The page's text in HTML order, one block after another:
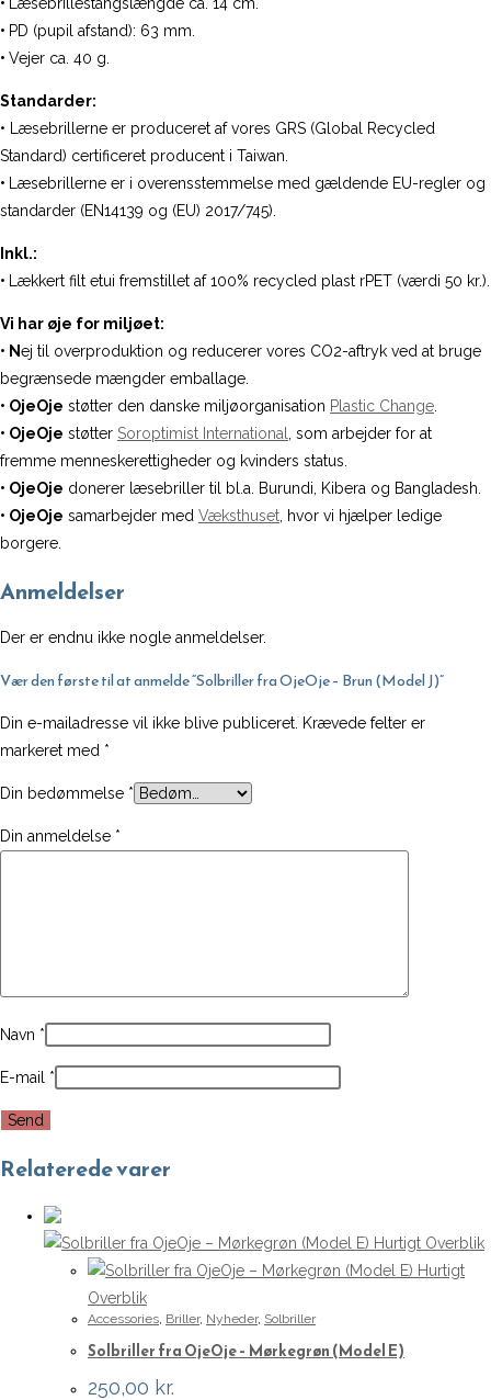
• Læsebrillestangslængde ca. 14 cm.
• PD (pupil afstand): 63 mm.
• Vejer ca. 40 g.
Standarder:
• Læsebrillerne er produceret af vores GRS (Global Recycled
Standard) certificeret producent i Taiwan.
• Læsebrillerne er i overensstemmelse med gældende EU-regler og
standarder (EN14139 og (EU) 2017/745).
Inkl.:
• Lækkert filt etui fremstillet af 100% recycled plast rPET (værdi 50 kr.).
Vi har øje for miljøet:
• Nej til overproduktion og reducerer vores CO2-aftryk ved at bruge
begrænsede mængder emballage.
• OjeOje støtter den danske miljøorganisation Plastic Change.
• OjeOje støtter Soroptimist International, som arbejder for at
fremme menneskerettigheder og kvinders status.
• OjeOje donerer læsebriller til bl.a. Burundi, Kibera og Bangladesh.
• OjeOje samarbejder med Væksthuset, hvor vi hjælper ledige
borgere.
Anmeldelser
Der er endnu ikke nogle anmeldelser.
Vær den første til at anmelde “Solbriller fra OjeOje – Brun (Model J)”
Din e-mailadresse vil ikke blive publiceret. Krævede felter er
markeret med *
Din bedømmelse *
Din anmeldelse *
Navn *
E-mail *
Relaterede varer
Hurtigt Overblik
Hurtigt
Overblik
Accessories Briller, Nyheder, Solbriller
Solbriller fra OjeOje – Mørkegrøn (Model E)
250,00 kr.